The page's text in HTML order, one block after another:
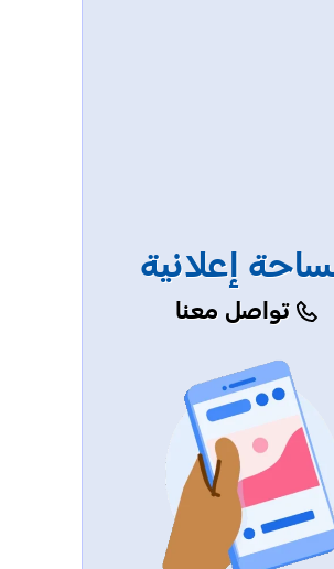
إعلانية
تواصل معنا